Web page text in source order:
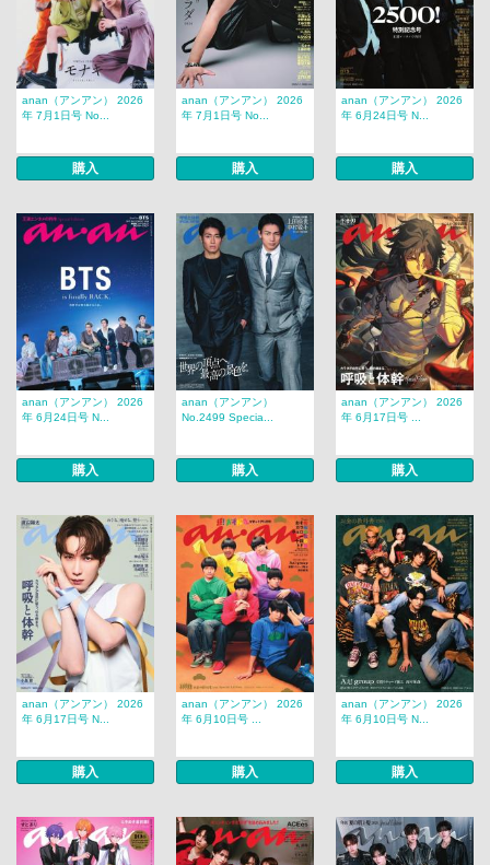
anan（アンアン） 2026
年 7月1日号 No...
購入
anan（アンアン） 2026
年 7月1日号 No...
購入
anan（アンアン） 2026
年 6月24日号 N...
購入
anan（アンアン） 2026
年 6月24日号 N...
購入
anan（アンアン）
No.2499 Specia...
購入
anan（アンアン） 2026
年 6月17日号 ...
購入
anan（アンアン） 2026
年 6月17日号 N...
購入
anan（アンアン） 2026
年 6月10日号 ...
購入
anan（アンアン） 2026
年 6月10日号 N...
購入